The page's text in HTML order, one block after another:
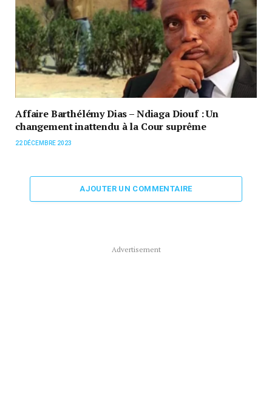
Affaire Barthélémy Dias – Ndiaga Diouf : Un
changement inattendu à la Cour suprême
22 DÉCEMBRE 2023
AJOUTER UN COMMENTAIRE
Advertisement